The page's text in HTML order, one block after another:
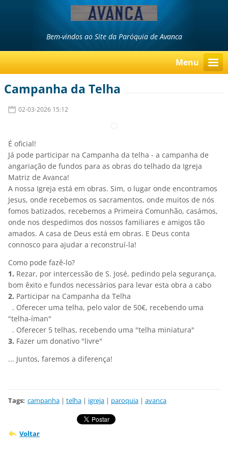
Bem-vindos ao Site da Paróquia de Avanca
Menu
Campanha da Telha
02-03-2026 15:12
É oficial!
Já pode participar na Campanha da telha - a campanha de
angariação de fundos para as obras do telhado da Igreja
Matriz de Avanca!
A nossa Igreja está em obras. Sim, o lugar onde encontramos
Jesus, onde recebemos os sacramentos, onde muitos de nós
fomos batizados, recebemos a Primeira Comunhão, casámos,
onde nos despedimos dos nossos familiares e amigos tão
amados. A casa de Deus está em obras. E Deus conta
connosco para ajudar a reconstruí-la!
Como pode fazê-lo?
1. Rezar, por intercessão de S. José, pedindo pela segurança,
bom êxito e fundos necessários para levar esta obra a cabo
2. Participar na Campanha da Telha
. Oferecer uma telha, pelo valor de 50€, recebendo uma
"telha-íman"
. Oferecer 5 telhas, recebendo uma "telha miniatura"
3. Fazer um donativo "livre"
... Juntos, faremos a diferença!
Tags: campanha | telha | igreja | paroquia | avanca
Voltar